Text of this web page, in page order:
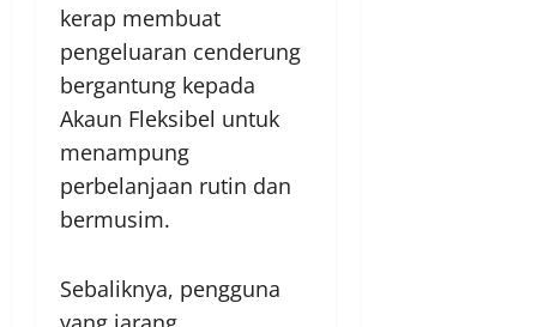
kerap membuat
pengeluaran cenderung
bergantung kepada
Akaun Fleksibel untuk
menampung
perbelanjaan rutin dan
bermusim.
Sebaliknya, pengguna